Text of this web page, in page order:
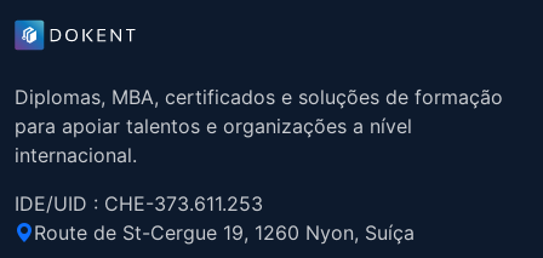
Diplomas, MBA, certificados e soluções de formação
para apoiar talentos e organizações a nível
internacional.
IDE/UID : CHE-373.611.253
Route de St-Cergue 19, 1260 Nyon, Suíça